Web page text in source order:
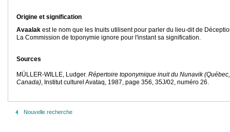
Origine et signification
Avaalak est le nom que les Inuits utilisent pour parler du lieu-dit de
La Commission de toponymie ignore pour l'instant sa signification.
Sources
MÜLLER-WILLE, Ludger. Répertoire toponymique inuit du Nunavik (Québec,
Canada), Institut culturel Avataq, 1987, page 356, 35J/02, numéro 26.
Nouvelle recherche